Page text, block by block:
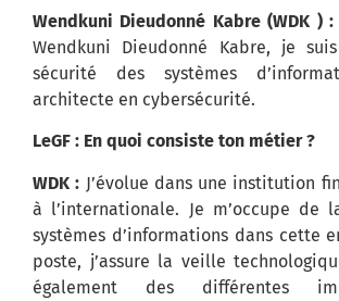
Wendkuni Dieudonné Kabre (WDK ) :
Wendkuni Dieudonné Kabre, je
sécurité des systèmes
architecte en cybersécurité.
LeGF : En quoi consiste ton métier ?
WDK : J’évolue dans une institution
à l’internationale. Je m’occupe de
systèmes d’informations dans cette
poste, j’assure la veille
également des différentes